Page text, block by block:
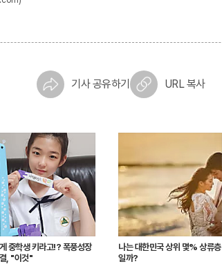
기사 공유하기 URL 복사
중학생 키라고!? 폭풍성장
, "이것"
나는 대한민국 상위 몇% 상류층
일까?